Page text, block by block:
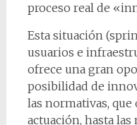
proceso real de
Esta situación
usuarios e
ofrece una gran
posibilidad de
las normativas,
actuación, hasta